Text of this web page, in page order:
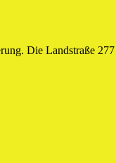
Die Landstraße